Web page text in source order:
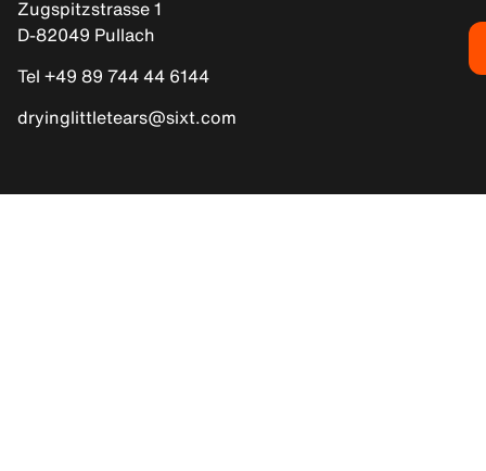
Zugspitzstrasse 1
D-82049 Pullach
Tel +49 89 744 44 6144
dryinglittletears@sixt.com